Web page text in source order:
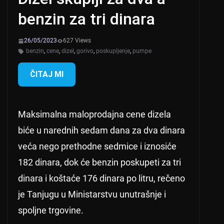
benzin za tri dinara
26/05/2023
627 Views
benzin, cene, dizel , gorivo, poskupljenje, pumpe
ČITAJ MI
Maksimalna maloprodajna cene dizela
biće u narednih sedam dana za dva dinara
veća nego prethodne sedmice i iznosiće
182 dinara, dok će benzin poskupeti za tri
dinara i koštaće 176 dinara po litru, rečeno
je Tanjugu u Ministarstvu unutrašnje i
spoljne trgovine.